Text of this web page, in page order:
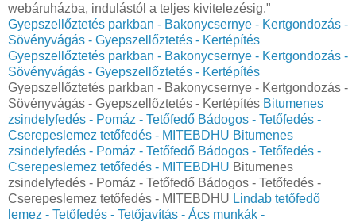
webáruházba, indulástól a teljes kivitelezésig."
Gyepszellőztetés parkban - Bakonycsernye - Kertgondozás -
Sövényvágás - Gyepszellőztetés - Kertépítés
Gyepszellőztetés parkban - Bakonycsernye - Kertgondozás -
Sövényvágás - Gyepszellőztetés - Kertépítés
Gyepszellőztetés parkban - Bakonycsernye - Kertgondozás -
Sövényvágás - Gyepszellőztetés - Kertépítés Bitumenes
zsindelyfedés - Pomáz - Tetőfedő Bádogos - Tetőfedés -
Cserepeslemez tetőfedés - MITEBDHU Bitumenes
zsindelyfedés - Pomáz - Tetőfedő Bádogos - Tetőfedés -
Cserepeslemez tetőfedés - MITEBDHU Bitumenes
zsindelyfedés - Pomáz - Tetőfedő Bádogos - Tetőfedés -
Cserepeslemez tetőfedés - MITEBDHU Lindab tetőfedő
lemez - Tetőfedés - Tetőjavítás - Ács munkák -